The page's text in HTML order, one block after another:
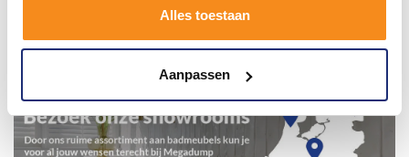
Alles toestaan
Aanpassen